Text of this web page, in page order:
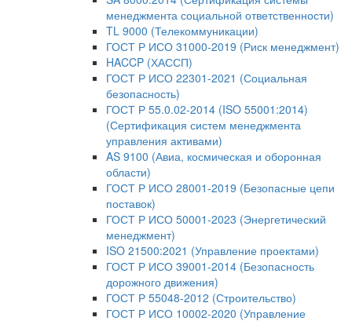
менеджмента социальной ответственности)
TL 9000 (Телекоммуникации)
ГОСТ Р ИСО 31000-2019 (Риск менеджмент)
HACCP (ХАССП)
ГОСТ Р ИСО 22301-2021 (Социальная
безопасность)
ГОСТ Р 55.0.02-2014 (ISO 55001:2014)
(Сертификация систем менеджмента
управления активами)
AS 9100 (Авиа, космическая и оборонная
области)
ГОСТ Р ИСО 28001-2019 (Безопасные цепи
поставок)
ГОСТ Р ИСО 50001-2023 (Энергетический
менеджмент)
ISO 21500:2021 (Управление проектами)
ГОСТ Р ИСО 39001-2014 (Безопасность
дорожного движения)
ГОСТ Р 55048-2012 (Строительство)
ГОСТ Р ИСО 10002-2020 (Управление